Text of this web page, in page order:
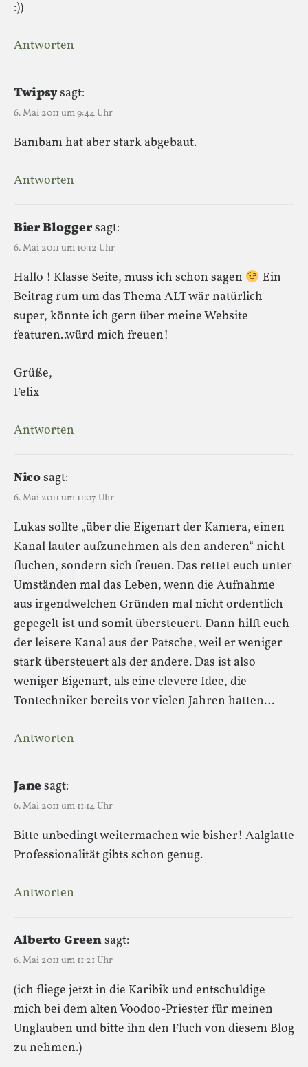
:))
Antworten
Twipsysagt:
6. Mai 2011 um 9:44 Uhr
Bambam hat aber stark abgebaut.
Antworten
Bier Bloggersagt:
6. Mai 2011 um 10:12 Uhr
Hallo ! Klasse Seite, muss ich schon sagen
Ein
Beitrag rum um das Thema ALT wär natürlich
super, könnte ich gern über meine Website
featuren..würd mich freuen!
Grüße,
Felix
Antworten
Nicosagt:
6. Mai 2011 um 11:07 Uhr
Lukas sollte „über die Eigenart der Kamera, einen
Kanal lauter aufzunehmen als den anderen“ nicht
fluchen, sondern sich freuen. Das rettet euch unter
Umständen mal das Leben, wenn die Aufnahme
aus irgendwelchen Gründen mal nicht ordentlich
gepegelt ist und somit übersteuert. Dann hilft euch
der leisere Kanal aus der Patsche, weil er weniger
stark übersteuert als der andere. Das ist also
weniger Eigenart, als eine clevere Idee, die
Tontechniker bereits vor vielen Jahren hatten…
Antworten
Janesagt:
6. Mai 2011 um 11:14 Uhr
Bitte unbedingt weitermachen wie bisher! Aalglatte
Professionalität gibts schon genug.
Antworten
Alberto Greensagt:
6. Mai 2011 um 11:21 Uhr
(ich fliege jetzt in die Karibik und entschuldige
mich bei dem alten Voodoo-Priester für meinen
Unglauben und bitte ihn den Fluch von diesem Blog
zu nehmen.)